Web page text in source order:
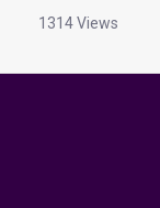
1314 Views